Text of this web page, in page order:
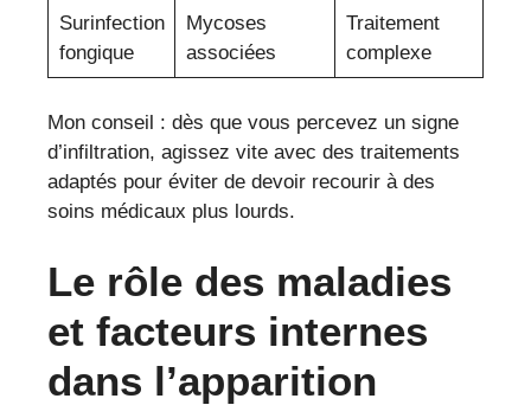
Surinfection
fongique
Mycoses
associées
Traitement
complexe
Mon conseil : dès que vous percevez un signe
d’infiltration, agissez vite avec des traitements
adaptés pour éviter de devoir recourir à des
soins médicaux plus lourds.
Le rôle des maladies
et facteurs internes
dans l’apparition